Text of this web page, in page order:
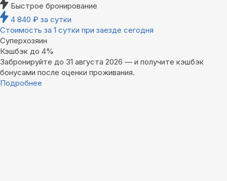
Быстрое бронирование
4 840 ₽ за сутки
Стоимость за 1 сутки при заезде сегодня
Суперхозяин
Кэшбэк до 4%
Забронируйте до 31 августа 2026 — и получите кэшбэк
бонусами после оценки проживания.
Подробнее